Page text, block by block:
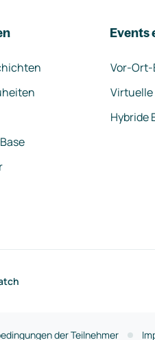
Events
Vor-
Virtuelle
Hybride
der Teilnehmer